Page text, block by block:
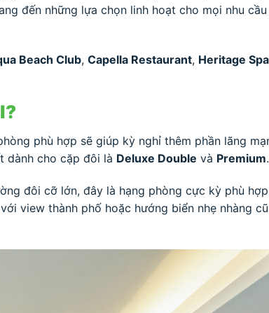
đến những lựa chọn linh hoạt cho mọi nhu
Beach Club, Capella Restaurant, Heritage Spa
phù hợp sẽ giúp kỳ nghỉ thêm phần lãng
dành cho cặp đôi là Deluxe Double và Premium.
đôi cỡ lớn, đây là hạng phòng cực kỳ phù
view thành phố hoặc hướng biển nhẹ nhàng